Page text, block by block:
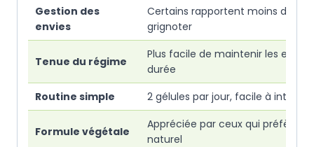
Gestion des
envies
Certains rapportent moins
grignoter
Tenue du régime
Plus facile de maintenir les
durée
Routine simple
2 gélules par jour, facile à intégrer
Formule végétale
Appréciée par ceux qui préfèrent
naturel